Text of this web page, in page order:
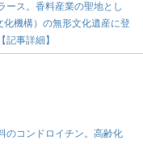
ース。香料産業の聖地とし
機構）の無形文化遺産に登
事詳細】
のコンドロイチン。高齢化